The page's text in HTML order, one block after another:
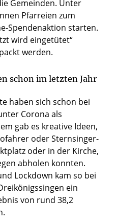
Gemeinden. Unter
Pfarreien zum
Spendenaktion starten.
wird eingetütet“
werden.
schon im letzten Jahr
haben sich schon bei
Corona als
gab es kreative Ideen,
oder Sternsinger-
oder in der Kirche,
abholen konnten.
Lockdown kam so bei
ein
von rund 38,2